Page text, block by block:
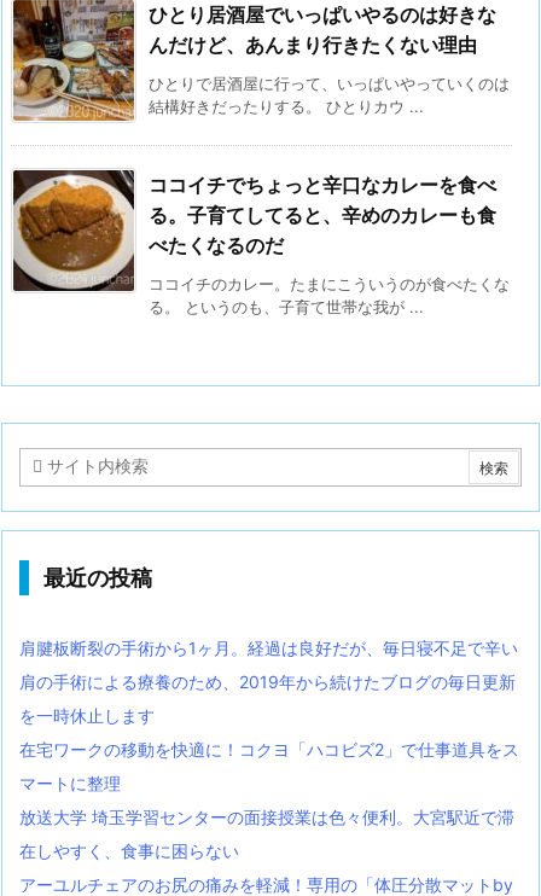
ひとり居酒屋でいっぱいやるのは好きな
んだけど、あんまり行きたくない理由
ひとりで居酒屋に行って、いっぱいやっていくのは
結構好きだったりする。 ひとりカウ ...
ココイチでちょっと辛口なカレーを食べ
る。子育てしてると、辛めのカレーも食
べたくなるのだ
ココイチのカレー。たまにこういうのが食べたくな
る。 というのも、子育て世帯な我が ...
最近の投稿
肩腱板断裂の手術から1ヶ月。経過は良好だが、毎日寝不足で辛い
肩の手術による療養のため、2019年から続けたブログの毎日更新
を一時休止します
在宅ワークの移動を快適に！コクヨ「ハコビズ2」で仕事道具をス
マートに整理
放送大学 埼玉学習センターの面接授業は色々便利。大宮駅近で滞
在しやすく、食事に困らない
アーユルチェアのお尻の痛みを軽減！専用の「体圧分散マットby